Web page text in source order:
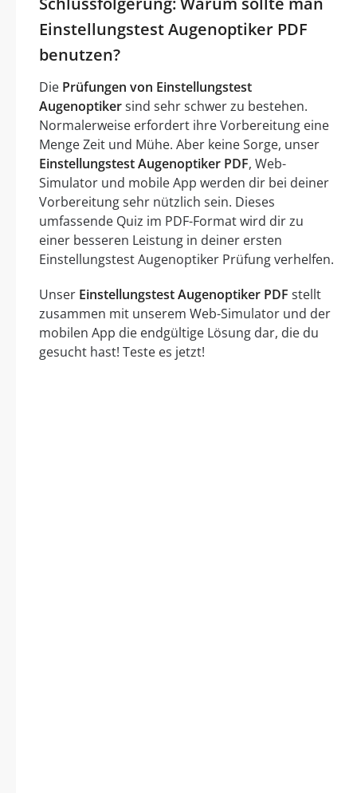
Einstellungstest Augenoptiker PDF
benutzen?
Die Prüfungen von Einstellungstest
Augenoptikersind sehr schwer zu bestehen.
Normalerweise erfordert ihre Vorbereitung eine
Menge Zeit und Mühe. Aber keine Sorge, unser
Einstellungstest Augenoptiker PDF, Web-
Simulator und mobile App werden dir bei deiner
Vorbereitung sehr nützlich sein. Dieses
umfassende Quiz im PDF-Format wird dir zu
einer besseren Leistung in deiner ersten
Einstellungstest Augenoptiker Prüfung verhelfen.
Unser Einstellungstest Augenoptiker PDF stellt
zusammen mit unserem Web-Simulator und der
mobilen App die endgültige Lösung dar, die du
gesucht hast! Teste es jetzt!